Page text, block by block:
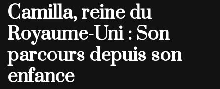
Camilla, reine du
Royaume-Uni : Son
parcours depuis son
enfance